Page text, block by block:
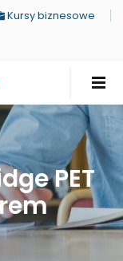
Kursy biznesowe
PET